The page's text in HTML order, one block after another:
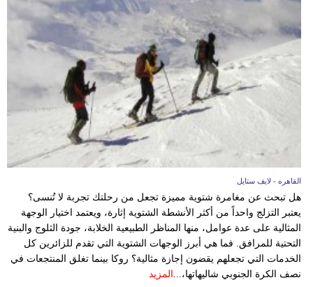
القاهره - لايف ستايل
هل تبحث عن مغامرة شتوية مميزة تجعل من رحلتك تجربة لا تُنسى؟
يعتبر التزلج واحداً من أكثر الأنشطة الشتوية إثارة، ويعتمد اختيار الوجهة
المثالية على عدة عوامل، منها المناظر الطبيعية الخلابة، جودة الثلوج والبنية
التحتية للمرافق. فما هي أبرز الوجهات الشتوية التي تقدم للزائرين كل
الخدمات التي تجعلهم يقضون إجازة مثالية؟ روكا بينما تغلق المنتجعات في
نصف الكرة الجنوبي شاليهاتها،... المزيد